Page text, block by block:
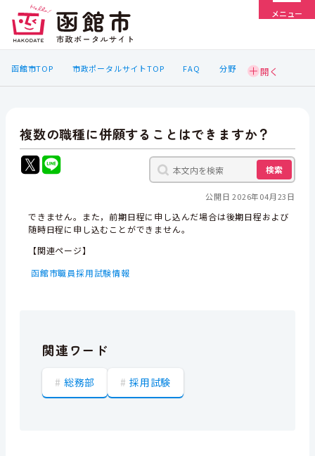
メニュー
函館市TOP 市政ポータルサイトTOP FAQ 分野
複数の職種に併願することはできますか？
検索
公開日 2026年04月23日
できません。また，前期日程に申し込んだ場合は後期日程および
随時日程に申し込むことができません。
【関連ページ】
函館市職員採用試験情報
関連ワード
総務部 採用試験